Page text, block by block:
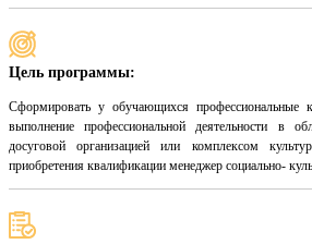
Цель программы:
Сформировать у обучающихся профессиональные
выполнение профессиональной деятельности в
досуговой организацией или комплексом
приобретения квалификации менеджер социально-